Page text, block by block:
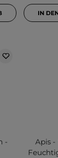
IN
-
Apis -